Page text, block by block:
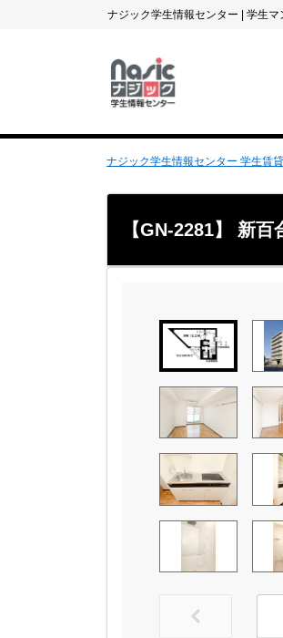
ナジック学生情報センター 学生マ
ナジック学生情報センター 学生賃
【GN-2281】 新